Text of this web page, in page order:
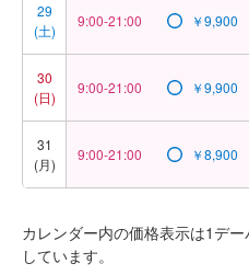
29
(土)
9:00-21:00 ￥9,900
30
(日)
9:00-21:00 ￥9,900
31
(月)
9:00-21:00 ￥8,900
カレンダー内の価格表示は1デ
しています。